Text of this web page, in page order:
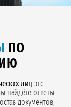
ПО
лиц это
найдёте ответы
документов,